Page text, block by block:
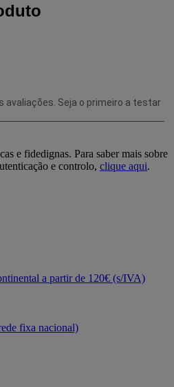
e fidedignas. Para saber mais sobre
e controlo, clique aqui.
a partir de 120€ (s/IVA)
fixa nacional)